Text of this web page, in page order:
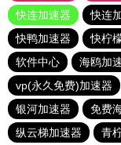
快连加速器
快连
快鸭加速器
快柠
软件中心
海鸥加
vp(永久免费)加速器
银河加速器
免费
纵云梯加速器
青